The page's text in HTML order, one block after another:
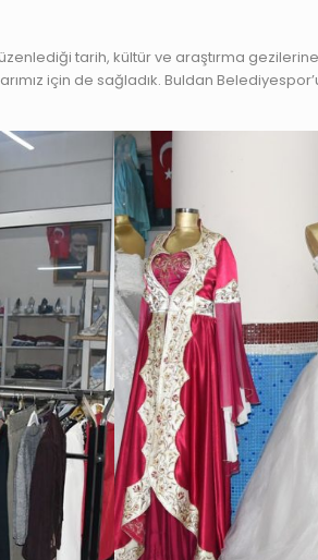
tarih, kültür ve araştırma
için de sağladık. Buldan